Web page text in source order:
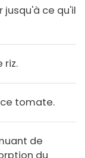
jusqu'à ce qu'il
riz.
tomate.
de